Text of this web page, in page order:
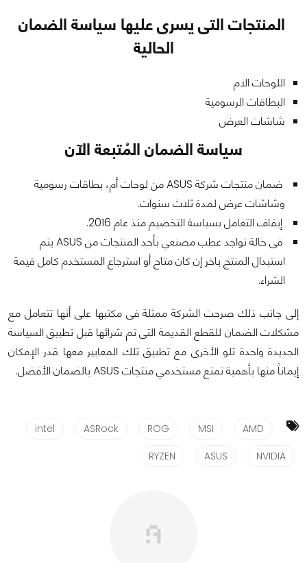
المنتجات التى يسرى عليها سياسة الضمان
الحالية
اللوحات الام
البطاقات الرسومية
شاشات العرض
سياسة الضمان المُتبعة الآن
ضمان منتجات شركة ASUS من لوحات أم، بطاقات رسومية
وشاشات عرض لمدة ثلاث سنوات.
إيقاف التعامل بسياسة التخصيم منذ عام 2016.
فى حالة تواجد عطب مصنعي بأحد المنتجات من ASUS يتم
استبدال المنتج باخر إن كان متاح أو استرجاع المستخدم كامل قيمة
الشراء.
إلى جانب ذلك صرحت الشركة ممثلة فى مكتبها على أنها تتعامل مع
مشكلات الضمان للقطع القديمة التى تم شرائها قبل تطبيق السياسة
الجديدة واحدة تلو الأخرى مع تطبيق تلك المعايير معها قدر الإمكان
إيماناً منها بأهمية تمتع مستخدمي منتجات ASUS بالضمان الأفضل.
AMD
MSI
ROG
ASRock
intel
NVIDIA
ASUS
RYZEN